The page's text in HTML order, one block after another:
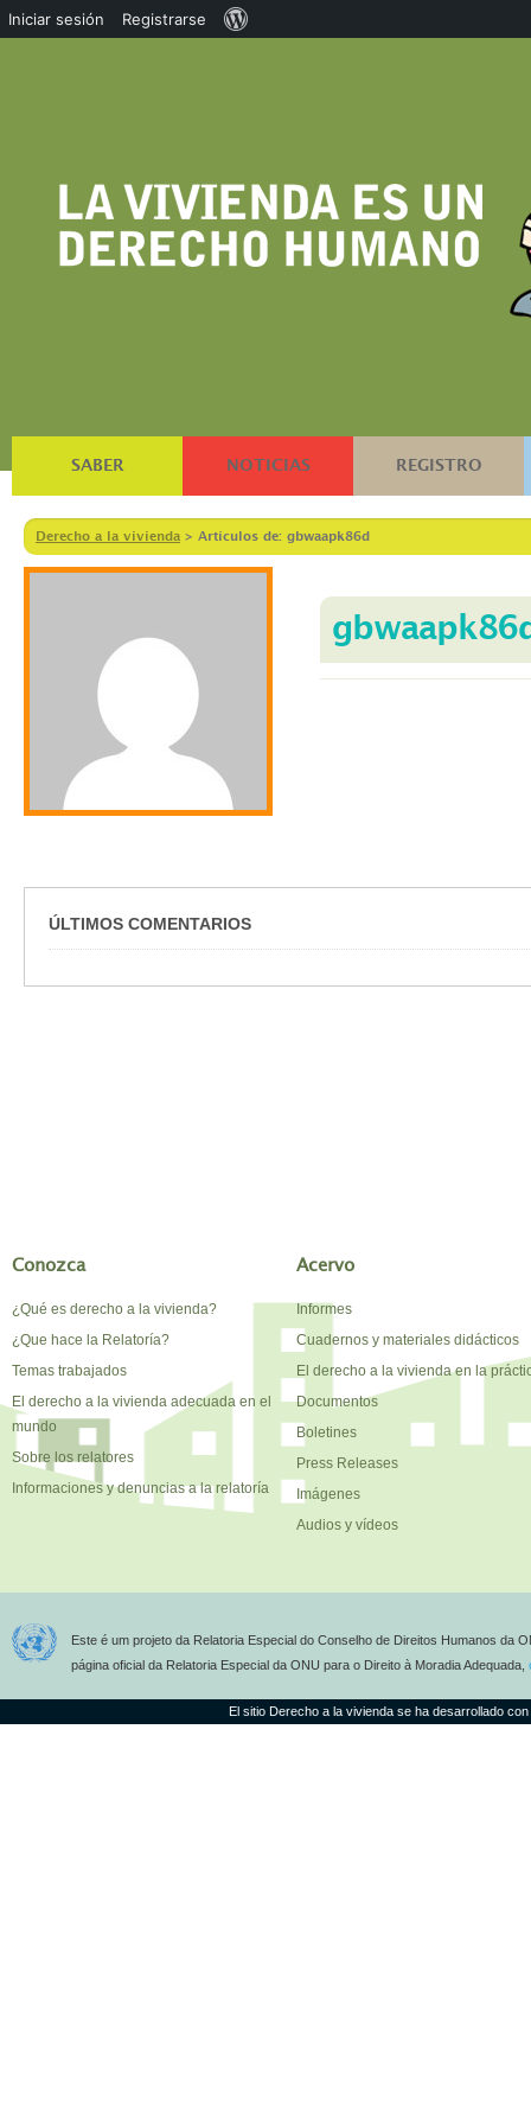
SABER NOTICIAS REGISTRO
Derecho a la vivienda > Artículos de: gbwaapk86d
ÚLTIMOS COMENTARIOS
Conozca
¿Qué es derecho a la vivienda?
¿Que hace la Relatoría?
Temas trabajados
El derecho a la vivienda adecuada en el
mundo
Sobre los relatores
Informaciones y denuncias a la relatoría
Acervo
Informes
Cuadernos y materiales didácticos
El derecho a la vivienda en la
Documentos
Boletines
Press Releases
Imágenes
Audios y vídeos
Este é um projeto da Relatoria Especial do Conselho de Direitos Humanos da
página oficial da Relatoria Especial da ONU para o Direito à Moradia Adequada,
El sitio Derecho a la vivienda se ha desarrollado
Iniciar sesión Registrarse